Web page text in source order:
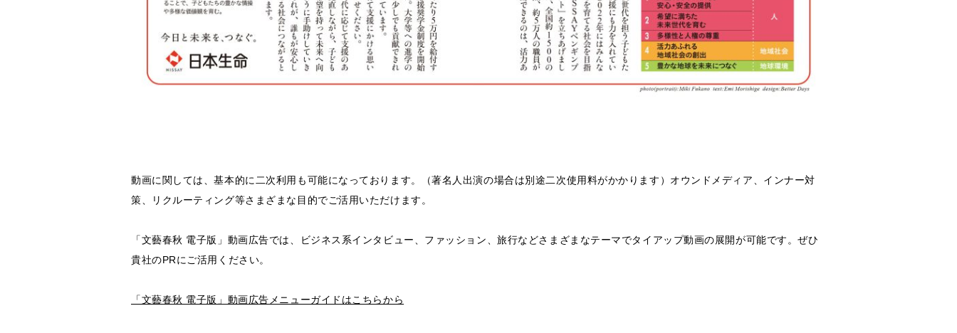
動画に関しては、基本的に二次利用も可能になっております。（著名人出演の場合は別途二次使用料がかかります）オウンドメディア、インナー対
策、リクルーティング等さまざまな目的でご活用いただけます。
「文藝春秋 電子版」動画広告では、ビジネス系インタビュー、ファッション、旅行などさまざまなテーマでタイアップ動画の展開が可能です。ぜひ
貴社のPRにご活用ください。
「文藝春秋 電子版」動画広告メニューガイドはこちらから